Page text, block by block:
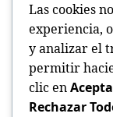
Las cookies
experiencia,
y analizar el
permitir
clic en
Rechazar